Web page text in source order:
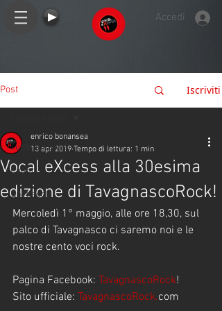
Accedi
Post Iscriviti
Tutte le news!
Eventi
Spettacoli
Vocal eXcess alla 30esima
edizione di TavagnascoRock!
enrico bonansea
13 apr 2019 Tempo di lettura: 1 min
Mercoledì 1° maggio, alle ore 18,30, sul
palco di Tavagnasco ci saremo noi e le
nostre cento voci rock.
Pagina Facebook: TavagnascoRock!
Sito ufficiale: TavagnascoRock.com